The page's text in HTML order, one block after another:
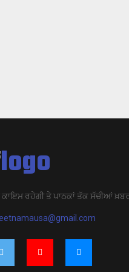
ਰਹੇਗੀ ਤੇ ਪਾਠਕਾਂ ਤੱਕ ਸੱਚੀਆਂ